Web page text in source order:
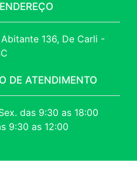
136, De Carli -
DE ATENDIMENTO
das 9:30 as 18:00
9:30 as 12:00